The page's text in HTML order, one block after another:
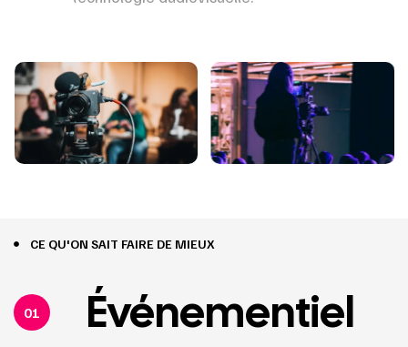
CE QU'ON SAIT FAIRE DE MIEUX
01 Événementiel